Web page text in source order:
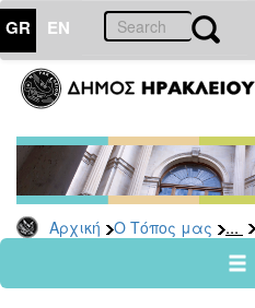
GR EN
Αρχική Ο Τόπος μας ...
ΤΟΠΟΣ
ΜΑΣ
Ανακοινώσεις
Αρχείο
2026
2024